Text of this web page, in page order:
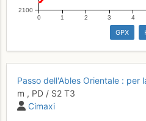
2100
0 1 2 3 4
GPX
Passo dell'Ables Orientale : per
m , PD / S2 T3
Cimaxi